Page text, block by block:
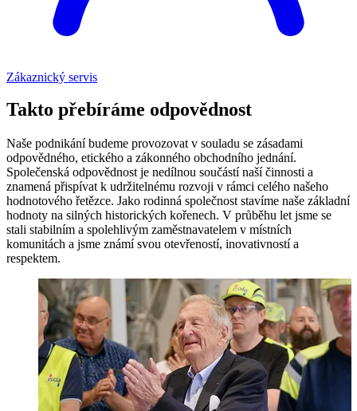
Zákaznický servis
Takto přebíráme odpovědnost
Naše podnikání budeme provozovat v souladu se zásadami
odpovědného, etického a zákonného obchodního jednání.
Společenská odpovědnost je nedílnou součástí naší činnosti a
znamená přispívat k udržitelnému rozvoji v rámci celého našeho
hodnotového řetězce. Jako rodinná společnost stavíme naše základní
hodnoty na silných historických kořenech. V průběhu let jsme se
stali stabilním a spolehlivým zaměstnavatelem v místních
komunitách a jsme známí svou otevřeností, inovativností a
respektem.